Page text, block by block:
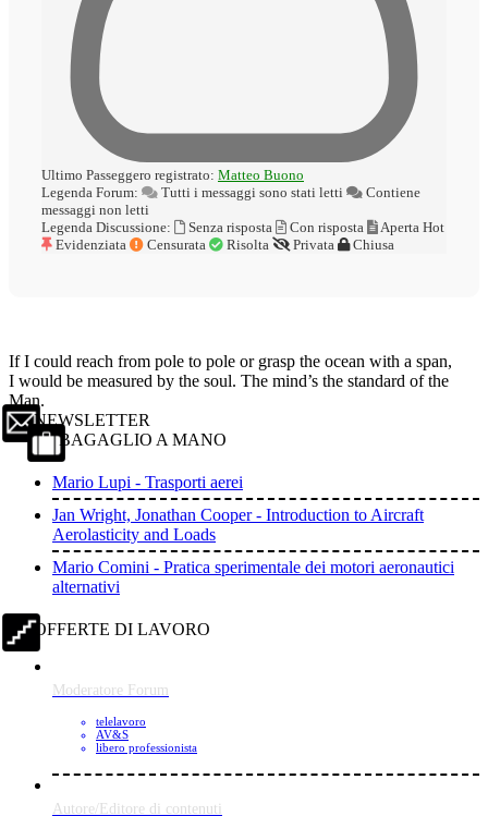
Ultimo Passeggero registrato: Matteo Buono
Legenda Forum:
Tutti i messaggi sono stati letti
Contiene
messaggi non letti
Legenda Discussione:
Senza risposta Con risposta Aperta Hot
Evidenziata
Censurata Risolta Privata Chiusa
If I could reach from pole to pole or grasp the ocean with a span,
I would be measured by the soul. The mind’s the standard of the
Man.
NEWSLETTER
BAGAGLIO A MANO
Mario Lupi - Trasporti aerei
Jan Wright, Jonathan Cooper - Introduction to Aircraft
Aerolasticity and Loads
Mario Comini - Pratica sperimentale dei motori aeronautici
alternativi
OFFERTE DI LAVORO
Moderatore Forum
telelavoro
AV&S
libero professionista
Autore/Editore di contenuti